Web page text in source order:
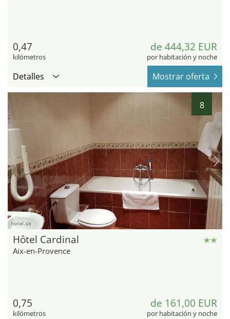
0,47
kilómetros
de 444,32 EUR
por habitación y noche
Detalles Mostrar oferta
8
hotel.de
Hôtel Cardinal
Aix-en-Provence
0,75
kilómetros
de 161,00 EUR
por habitación y noche